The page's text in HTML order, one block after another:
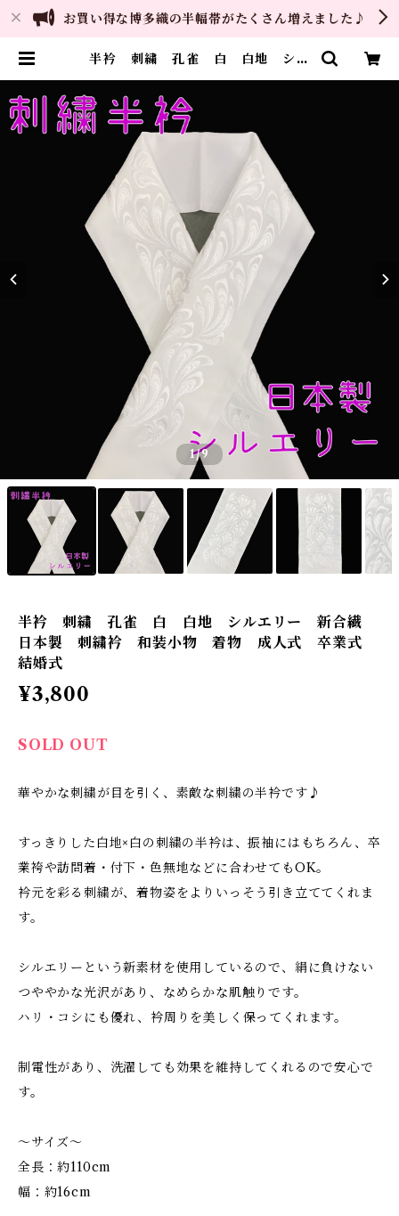
お買い得な博多織の半幅帯がたくさん増えました♪
半衿 刺繍 孔雀 白 白地 シル
結婚式 | ご縁や 着物・帯・和装小
物 呉服問屋 直販サイト
1/9
半衿 刺繍 孔雀 白 白地 シルエリー 新合繊
日本製 刺繍衿 和装小物 着物 成人式 卒業式
結婚式
¥3,800
SOLD OUT
華やかな刺繍が目を引く、素敵な刺繍の半衿です♪
すっきりした白地×白の刺繍の半衿は、振袖にはもちろん、卒
業袴や訪問着・付下・色無地などに合わせてもOK。
衿元を彩る刺繍が、着物姿をよりいっそう引き立ててくれま
す。
シルエリーという新素材を使用しているので、絹に負けない
つややかな光沢があり、なめらかな肌触りです。
ハリ・コシにも優れ、衿周りを美しく保ってくれます。
制電性があり、洗濯しても効果を維持してくれるので安心で
す。
～サイズ～
全長：約110cm
幅：約16cm